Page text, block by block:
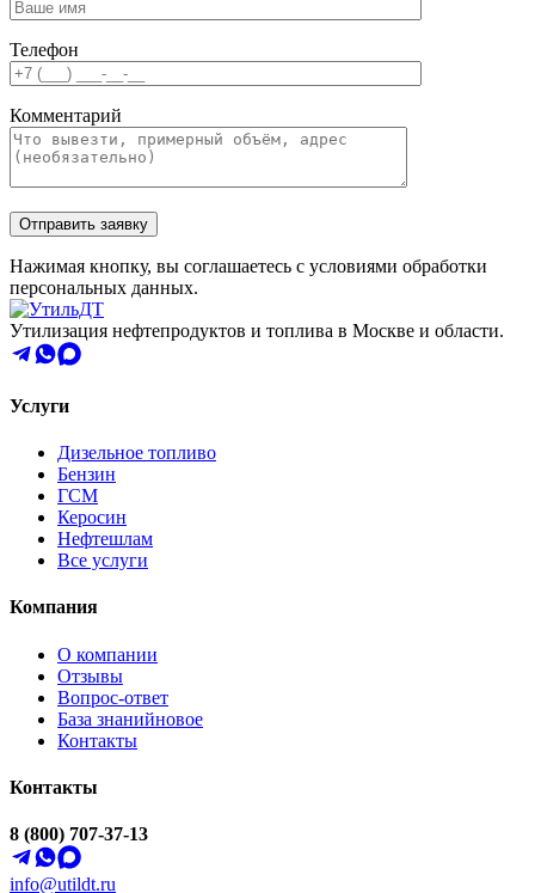
Телефон
Комментарий
Нажимая кнопку, вы соглашаетесь с условиями обработки
персональных данных.
Утилизация нефтепродуктов и топлива в Москве и области.
Услуги
Дизельное топливо
Бензин
ГСМ
Керосин
Нефтешлам
Все услуги
Компания
О компании
Отзывы
Вопрос-ответ
База знанийновое
Контакты
Контакты
8 (800) 707-37-13
info@utildt.ru